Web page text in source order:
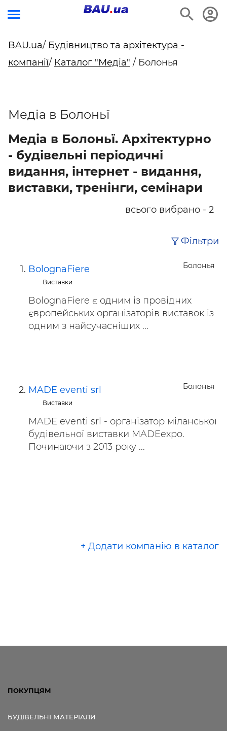
BAU.ua/ Будівництво та архітектура -
компанії/ Каталог "Медіа" / Болонья
Медіа в Болоньї
Медіа в Болоньї. Архітектурно
- будівельні періодичні
видання, інтернет - видання,
виставки, тренінги, семінари
всього вибрано - 2
Фільтри
Болонья
BolognaFiere
Виставки
BolognaFiere є одним із провідних
європейських організаторів виставок із
одним з найсучасніших ...
Болонья
MADE eventi srl
Виставки
MADE eventi srl - організатор міланської
будівельної виставки MADEexpo.
Починаючи з 2013 року ...
+ Додати компанію в каталог
ПОКУПЦЯМ
БУДІВЕЛЬНІ МАТЕРІАЛИ